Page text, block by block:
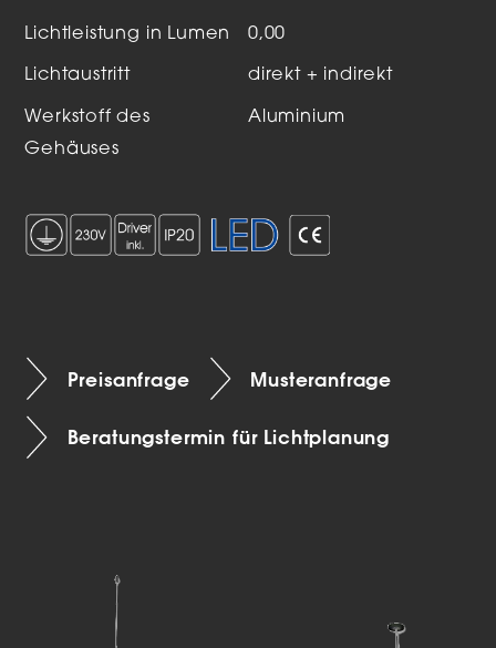
Lichtleistung in Lumen 0,00
Lichtaustritt direkt + indirekt
Werkstoff des
Gehäuses
Aluminium
Preisanfrage Musteranfrage
Beratungstermin für Lichtplanung